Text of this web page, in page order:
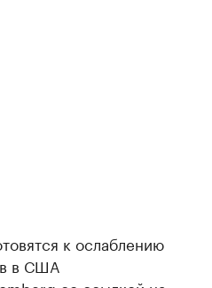
к ослаблению
в США